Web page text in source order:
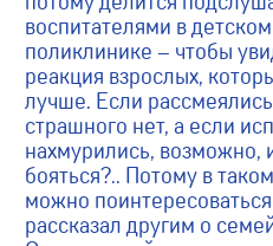
воспитателями в
поликлинике – чтобы
реакция взрослых,
лучше. Если
страшного нет, а если
нахмурились, возможно,
бояться?.. Потому в
можно
рассказал другим о